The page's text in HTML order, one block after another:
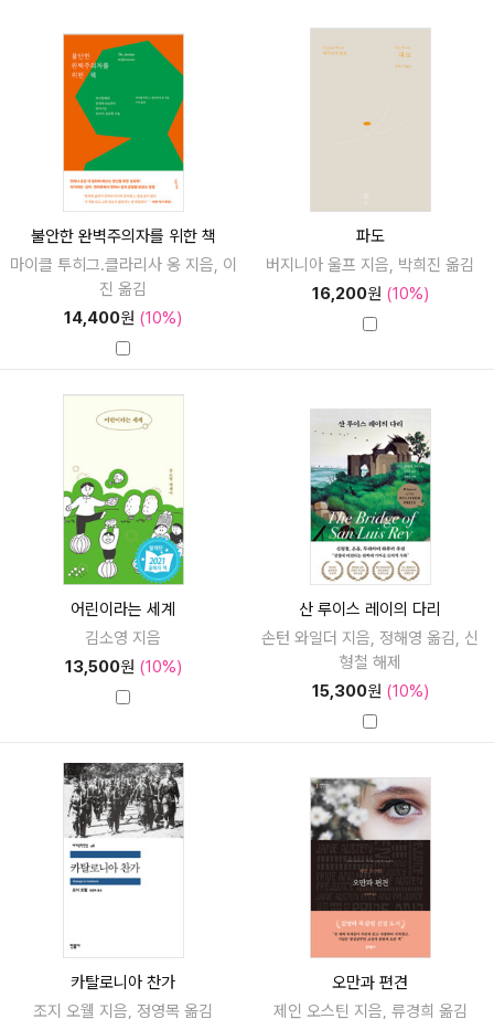
불안한 완벽주의자를 위한 책
마이클 투히그.클라리사 옹 지음, 이
진 옮김
14,400원 (10%)
파도
버지니아 울프 지음, 박희진 옮김
16,200원 (10%)
어린이라는 세계
김소영 지음
13,500원 (10%)
산 루이스 레이의 다리
손턴 와일더 지음, 정해영 옮김, 신
형철 해제
15,300원 (10%)
카탈로니아 찬가
조지 오웰 지음, 정영목 옮김
오만과 편견
제인 오스틴 지음, 류경희 옮김